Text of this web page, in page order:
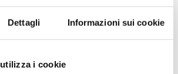
Dettagli Informazioni sui cookie
i cookie
aveva presentato almeno
per molestie, minacce e
in varie occasioni alle